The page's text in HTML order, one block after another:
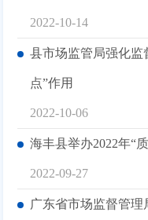
2022-10-14
县市场监管局强化监
点”作用
2022-10-06
海丰县举办2022年“
2022-09-27
广东省市场监督管